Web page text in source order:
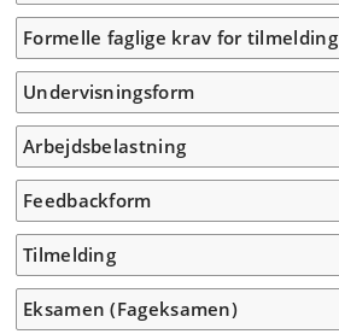
Formelle faglige krav for tilmelding
Undervisningsform
Arbejdsbelastning
Feedbackform
Tilmelding
Eksamen (Fageksamen)